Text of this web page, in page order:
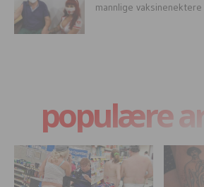
mannlige vaksinenektere
populære